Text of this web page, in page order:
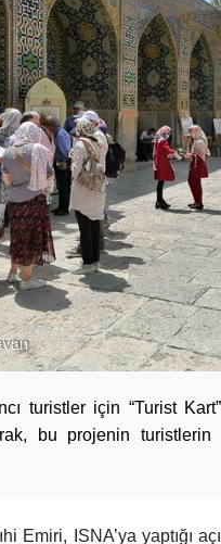
turistler için “Turist
bu projenin
Emiri, ISNA’ya yaptığı